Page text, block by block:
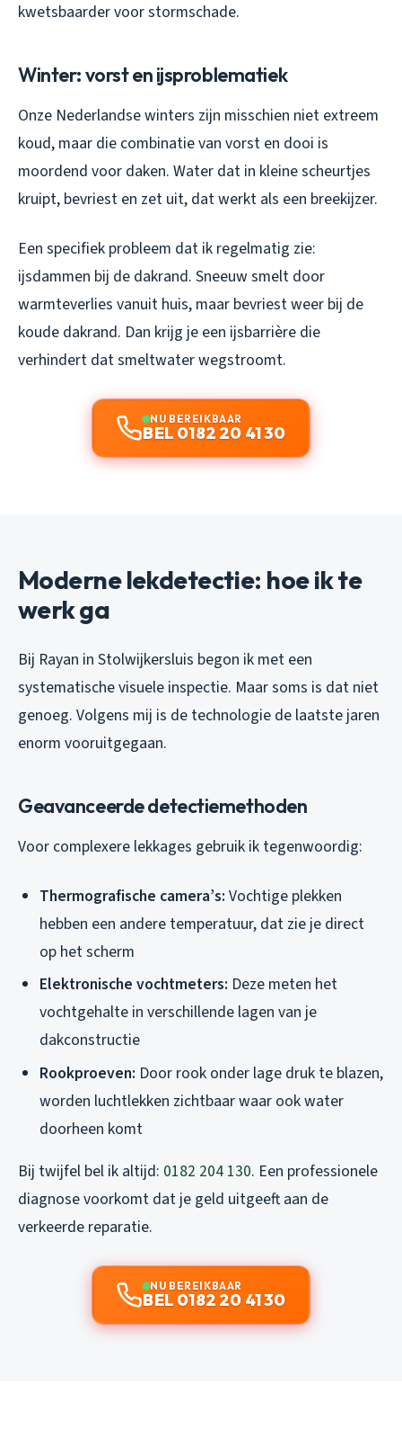
kwetsbaarder voor stormschade.
Winter: vorst en ijsproblematiek
Onze Nederlandse winters zijn misschien niet extreem
koud, maar die combinatie van vorst en dooi is
moordend voor daken. Water dat in kleine scheurtjes
kruipt, bevriest en zet uit, dat werkt als een breekijzer.
Een specifiek probleem dat ik regelmatig zie:
ijsdammen bij de dakrand. Sneeuw smelt door
warmteverlies vanuit huis, maar bevriest weer bij de
koude dakrand. Dan krijg je een ijsbarrière die
verhindert dat smeltwater wegstroomt.
NU BEREIKBAAR
BEL 0182 20 41 30
Moderne lekdetectie: hoe ik te
werk ga
Bij Rayan in Stolwijkersluis begon ik met een
systematische visuele inspectie. Maar soms is dat niet
genoeg. Volgens mij is de technologie de laatste jaren
enorm vooruitgegaan.
Geavanceerde detectiemethoden
Voor complexere lekkages gebruik ik tegenwoordig:
Thermografische camera’s: Vochtige plekken
hebben een andere temperatuur, dat zie je direct
op het scherm
Elektronische vochtmeters: Deze meten het
vochtgehalte in verschillende lagen van je
dakconstructie
Rookproeven: Door rook onder lage druk te blazen,
worden luchtlekken zichtbaar waar ook water
doorheen komt
Bij twijfel bel ik altijd: 0182 204 130. Een professionele
diagnose voorkomt dat je geld uitgeeft aan de
verkeerde reparatie.
NU BEREIKBAAR
BEL 0182 20 41 30